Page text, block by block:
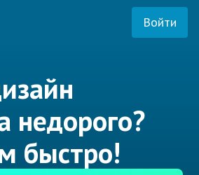
Войти
недорого?
быстро!